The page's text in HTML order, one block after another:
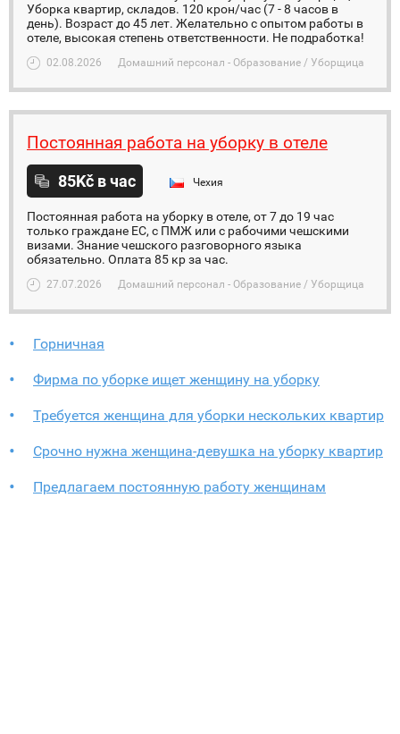
Уборка квартир, складов. 120 крон/час (7 - 8 часов в
день). Возраст до 45 лет. Желательно с опытом работы в
отеле, высокая степень ответственности. Не подработка!
02.08.2026 Домашний персонал - Образование / Уборщица
Постоянная работа на уборку в отеле
85Kč в час Чехия
Постоянная работа на уборку в отеле, от 7 до 19 час
только граждане ЕС, с ПМЖ или с рабочими чешскими
визами. Знание чешского разговорного языка
обязательно. Оплата 85 кр за час.
27.07.2026 Домашний персонал - Образование / Уборщица
Горничная
Фирма по уборке ищет женщину на уборку
Требуется женщина для уборки нескольких квартир
Срочно нужна женщина-девушка на уборку квартир
Предлагаем постоянную работу женщинам